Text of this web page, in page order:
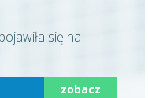
się na
zobacz